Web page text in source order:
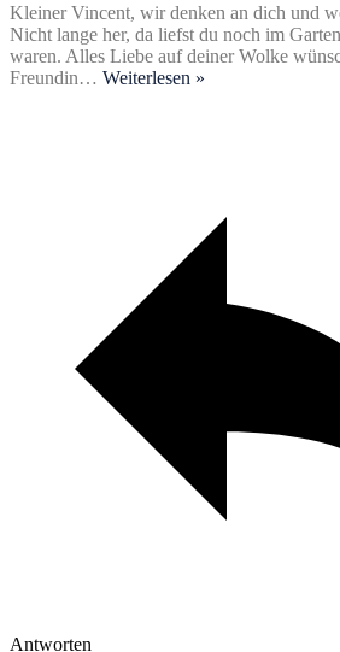
Kleiner Vincent, wir denken an dich und
Nicht lange her, da liefst du noch im
waren. Alles Liebe auf deiner Wolke
Freundin… Weiterlesen »
Antworten